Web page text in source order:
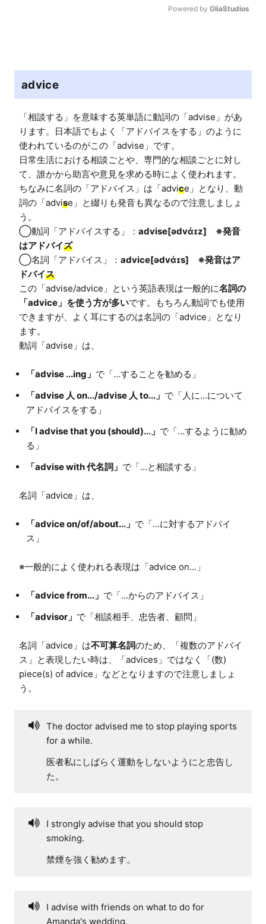
Powered by GliaStudios
advice
「相談する」を意味する英単語に動詞の「advise」があ
ります。日本語でもよく「アドバイスをする」のように
使われているのがこの「advise」です。
日常生活における相談ごとや、専門的な相談ごとに対し
て、誰かから助言や意見を求める時によく使われます。
ちなみに名詞の「アドバイス」は「advice」となり、動
詞の「advise」と綴りも発音も異なるので注意しましょ
う。
◯動詞「アドバイスする」： advise[ədvάɪz]　※発音
はアドバイズ
◯名詞「アドバイス」： advice[ədvάɪs]　※発音はア
ドバイス
この「advise/advice」という英語表現は一般的に名詞の
「advice」を使う方が多いです。もちろん動詞でも使用
できますが、よく耳にするのは名詞の「advice」となり
ます。
「advise ...ing」 で「...することを勧める」
「advise 人 on.../advise 人 to...」 で「人に...について
アドバイスをする」
「I advise that you (should)...」 で「...するように勧め
る」
「advise with 代名詞」 で「...と相談する」
「advice on/of/about...」 で「...に対するアドバイ
ス」
「advice from...」 で「...からのアドバイス」
「advisor」 で「相談相手、忠告者、顧問」
名詞「advice」は不可算名詞のため、「複数のアドバイ
ス」と表現したい時は、「advices」ではなく「(数)
piece(s) of advice」などとなりますので注意しましょ
The doctor advised me to stop playing sports
for a while.
医者私にしばらく運動をしないようにと忠告し
た。
I strongly advise that you should stop
smoking.
禁煙を強く勧めます。
I advise with friends on what to do for
Amanda's wedding.